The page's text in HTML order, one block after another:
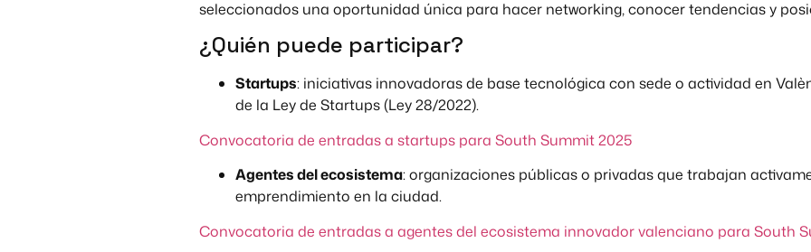
seleccionados una oportunidad única para hacer networking, conocer tendencias y
¿Quién puede participar?
Startups: iniciativas innovadoras de base tecnológica con sede o actividad en
de la Ley de Startups (Ley 28/2022).
Convocatoria de entradas a startups para South Summit 2025
Agentes del ecosistema: organizaciones públicas o privadas que trabajan
emprendimiento en la ciudad.
Convocatoria de entradas a agentes del ecosistema innovador valenciano para South